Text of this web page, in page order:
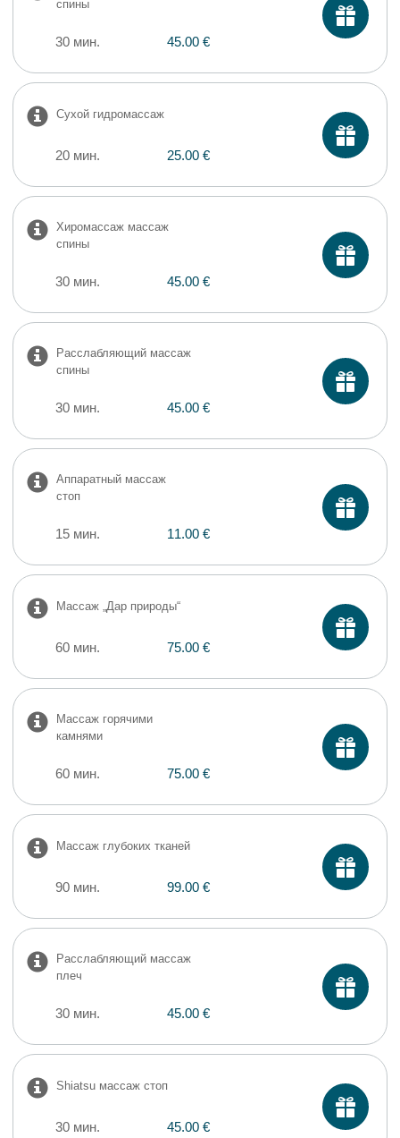
спины
30 мин. 45.00 €
Сухой гидромассаж
20 мин. 25.00 €
Xиромассаж массаж
спины
30 мин. 45.00 €
Расслабляющий массаж
спины
30 мин. 45.00 €
​Аппаратный массаж
стоп
15 мин. 11.00 €
Массаж „Дар природы“
60 мин. 75.00 €
Массаж горячими
камнями
60 мин. 75.00 €
Массаж глубоких тканей
90 мин. 99.00 €
Расслабляющий массаж
плеч
30 мин. 45.00 €
Shiatsu массаж стоп
30 мин. 45.00 €